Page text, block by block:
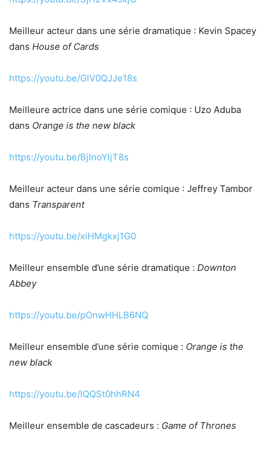
Meilleur acteur dans une série dramatique : Kevin Spacey
dans House of Cards
https://youtu.be/GlV0QJJe18s
Meilleure actrice dans une série comique : Uzo Aduba
dans Orange is the new black
https://youtu.be/BjInoYljT8s
Meilleur acteur dans une série comique : Jeffrey Tambor
dans Transparent
https://youtu.be/xiHMgkxj1G0
Meilleur ensemble d’une série dramatique : Downton
Abbey
https://youtu.be/pOnwHHLB6NQ
Meilleur ensemble d’une série comique : Orange is the
new black
https://youtu.be/lQQSt0hhRN4
Meilleur ensemble de cascadeurs : Game of Thrones